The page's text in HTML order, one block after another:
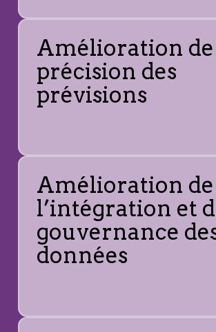
Amélioration de
précision des
prévisions
Amélioration de
l’intégration et
gouvernance
données